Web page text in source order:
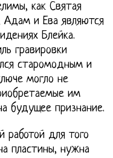
как Святая
Адам и Ева являются
Блейка.
гравировки
старомодным и
могло не
им
будущее признание.
работой для того
пластины, нужна